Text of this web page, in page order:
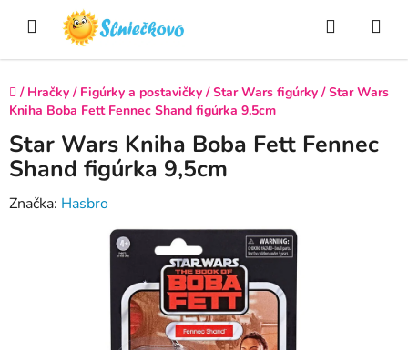
Hľadať
Domov
/ Hračky / Figúrky a postavičky / Star Wars figúrky / Star Wars
Kniha Boba Fett Fennec Shand figúrka 9,5cm
Star Wars Kniha Boba Fett Fennec
Shand figúrka 9,5cm
Značka: Hasbro